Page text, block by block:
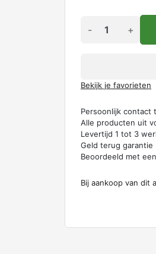
- +
Bekijk je favorieten
Persoonlijk contact
Alle producten uit
Levertijd 1 tot 3
Geld terug garantie
Beoordeeld met een
Bij aankoop van dit